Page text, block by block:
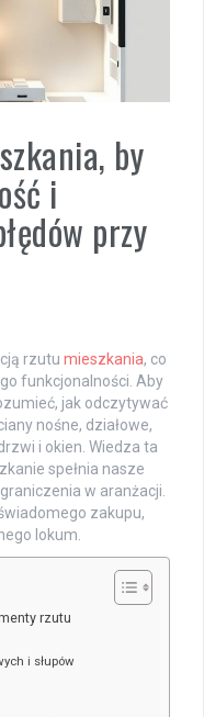
by
i
przy
rzutu mieszkania, co
funkcjonalności. Aby
jak odczytywać
nośne, działowe,
i okien. Wiedza ta
spełnia nasze
w aranżacji.
zakupu,
lokum.
rzutu
i słupów